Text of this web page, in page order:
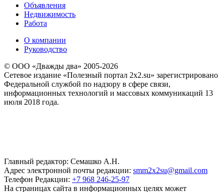
Объявления
Недвижимость
Работа
О компании
Руководство
© ООО «Дважды два» 2005-2026
Сетевое издание «Полезный портал 2x2.su» зарегистрировано
Федеральной службой по надзору в сфере связи,
информационных технологий и массовых коммуникаций 13
июля 2018 года.
Главный редактор: Семашко А.Н.
Адрес электронной почты редакции: smm2x2su@gmail.com
Телефон Редакции: +7 968 246-25-97
На страницах сайта в информационных целях может